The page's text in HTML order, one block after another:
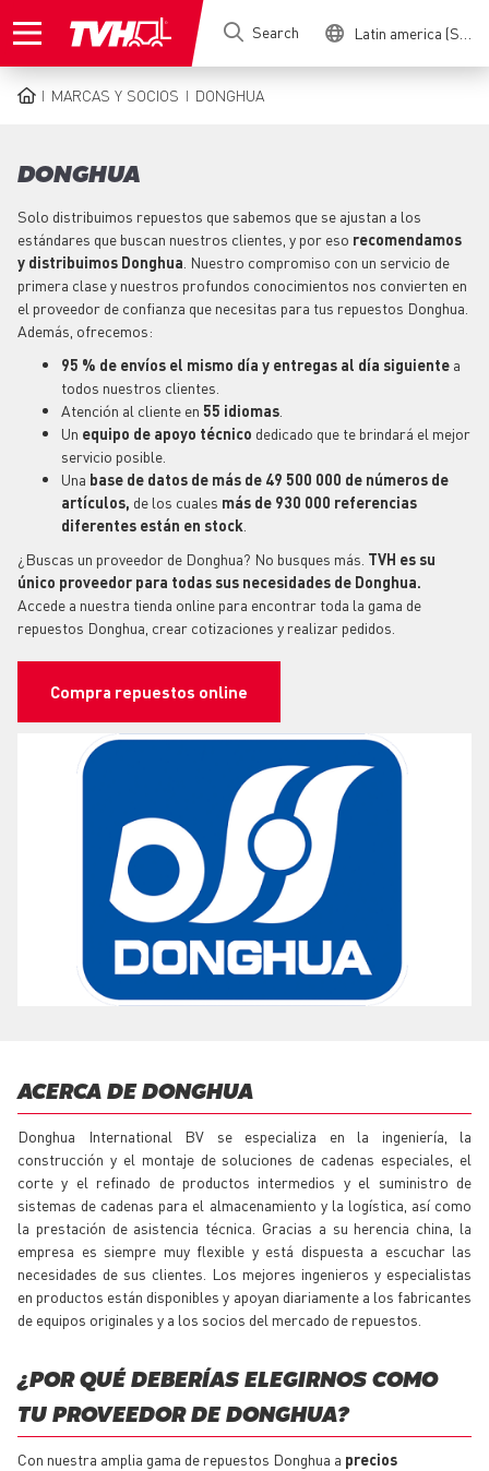
to
Search Latin america (Spanish)
MARCAS Y SOCIOS DONGHUA
DONGHUA
Solo distribuimos repuestos que sabemos que se ajustan a los
estándares que buscan nuestros clientes, y por eso recomendamos
y distribuimos Donghua . Nuestro compromiso con un servicio de
primera clase y nuestros profundos conocimientos nos convierten en
el proveedor de confianza que necesitas para tus repuestos Donghua.
Además, ofrecemos:
95 % de envíos el mismo día y entregas al día siguiente a
todos nuestros clientes.
Atención al cliente en 55 idiomas
Un equipo de apoyo técnico dedicado que te brindará el mejor
servicio posible.
Una base de datos de más de 49 500 000 de números de
artículos, de los cuales más de 930 000 referencias
diferentes están en stock
¿Buscas un proveedor de Donghua? No busques más. TVH es su
único proveedor para todas sus necesidades de Donghua.
Accede a nuestra tienda online para encontrar toda la gama de
repuestos Donghua, crear cotizaciones y realizar pedidos.
Compra repuestos online
ACERCA DE DONGHUA
Donghua International BV se especializa en la ingeniería, la
construcción y el montaje de soluciones de cadenas especiales, el
corte y el refinado de productos intermedios y el suministro de
sistemas de cadenas para el almacenamiento y la logística, así como
la prestación de asistencia técnica. Gracias a su herencia china, la
empresa es siempre muy flexible y está dispuesta a escuchar las
necesidades de sus clientes. Los mejores ingenieros y especialistas
en productos están disponibles y apoyan diariamente a los fabricantes
de equipos originales y a los socios del mercado de repuestos
¿POR QUÉ DEBERÍAS ELEGIRNOS COMO
TU PROVEEDOR DE DONGHUA?
Con nuestra amplia gama de repuestos Donghua a precios